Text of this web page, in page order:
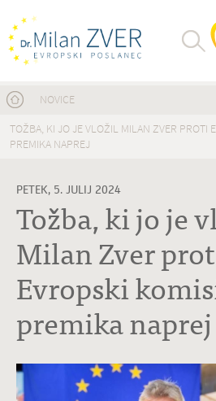
Nahajate se tukaj
NOVICE
TOŽBA, KI JO JE VLOŽIL MILAN ZVER PROTI
PREMIKA NAPREJ
PETEK, 5. JULIJ 2024
Tožba, ki jo je
Milan Zver
Evropski
premika naprej